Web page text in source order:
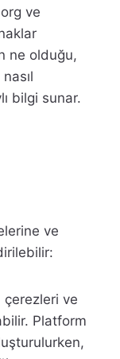
ve
ne olduğu,
bilgi sunar.
ve
çerezleri ve
Platform